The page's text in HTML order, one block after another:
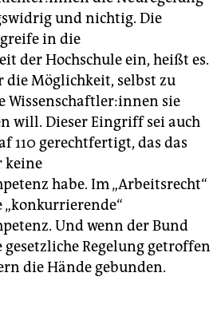
und nichtig. Die
in die
der Hochschule ein, heißt es.
die Möglichkeit, selbst zu
Wis­sen­schaft­le­r:in­nen sie
will. Dieser Eingriff sei auch
110 gerechtfertigt, das das
keine
habe. Im „Arbeitsrecht“
„konkurrierende“
Und wenn der Bund
Regelung getroffen
die Hände gebunden.